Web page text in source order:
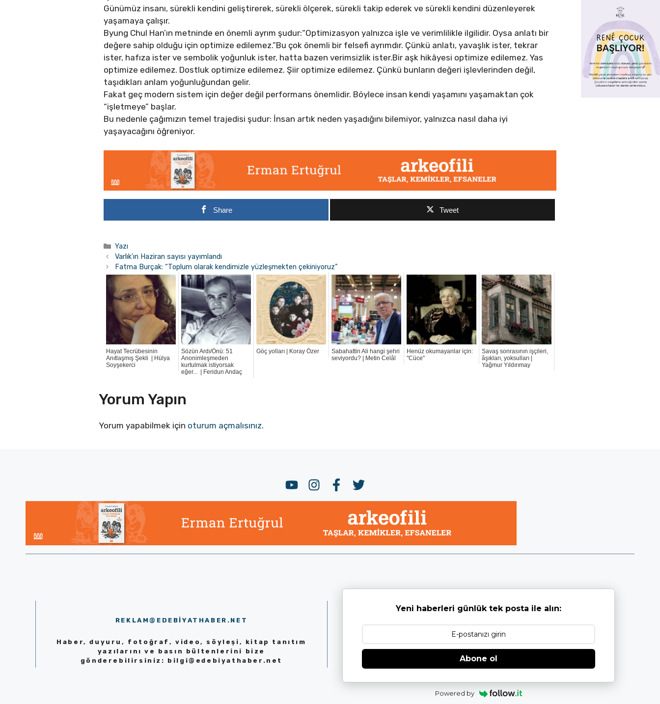
Günümüz insanı, sürekli kendini geliştirerek, sürekli ölçerek, sürekli takip ederek ve sürekli kendini düzenleyerek
yaşamaya çalışır.
Byung Chul Han’ın metninde en önemli ayrım şudur:“Optimizasyon yalnızca işle ve verimlilikle ilgilidir. Oysa anlatı bir
değere sahip olduğu için optimize edilemez.”Bu çok önemli bir felsefi ayrımdır. Çünkü anlatı, yavaşlık ister, tekrar
ister, hafıza ister ve sembolik yoğunluk ister, hatta bazen verimsizlik ister.Bir aşk hikâyesi optimize edilemez. Yas
optimize edilemez. Dostluk optimize edilemez. Şiir optimize edilemez. Çünkü bunların değeri işlevlerinden değil,
taşıdıkları anlam yoğunluğundan gelir.
Fakat geç modern sistem için değer değil performans önemlidir. Böylece insan kendi yaşamını yaşamaktan çok
“işletmeye” başlar.
Bu nedenle çağımızın temel trajedisi şudur: İnsan artık neden yaşadığını bilemiyor, yalnızca nasıl daha iyi
yaşayacağını öğreniyor.
Share Tweet
Kategoriler
Yazı
Varlık’ın Haziran sayısı yayımlandı
Fatma Burçak: “Toplum olarak kendimizle yüzleşmekten çekiniyoruz”
Hayat Tecrübesinin
Anıtlaşmış Şekli | Hülya
Soyşekerci
Sözün Ardı/Önü: 51
Anonimleşmeden
kurtulmak istiyorsak
eğer... | Feridun Andaç
Göç yolları | Koray Özer
Sabahattin Ali hangi şehri
seviyordu? | Metin Celâl
Henüz okumayanlar için:
"Cüce"
Savaş sonrasının işçileri,
âşıkları, yoksulları |
Yağmur Yıldırımay
Yorum Yapın
Yorum yapabilmek için oturum açmalısınız.
REKLAM@EDEBIYATHABER.NET
Haber, duyuru, fotoğraf, video, söyleşi, kitap tanıtım
yazılarını ve basın bültenlerini bize
gönderebilirsiniz: bilgi@edebiyathaber.net
Yeni haberleri günlük tek posta ile alın:
Abone ol
Powered by